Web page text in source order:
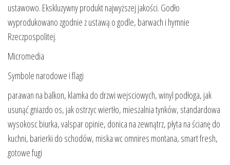
ustawowo. Ekskluzywny produkt najwyższej jakości. Godło
wyprodukowano zgodnie z ustawą o godle, barwach i hymnie
Rzeczpospolitej.
Micromedia
Symbole narodowe i flagi
parawan na balkon, klamka do drzwi wejsciowych, winyl podłoga, jak
usunąć gniazdo os, jak ostrzyc wiertło, mieszalnia tynków, standardowa
wysokosc biurka, valspar opinie, donica na zewnątrz, płyta na ścianę do
kuchni, barierki do schodów, miska wc omnires montana, smart fresh,
gotowe fugi